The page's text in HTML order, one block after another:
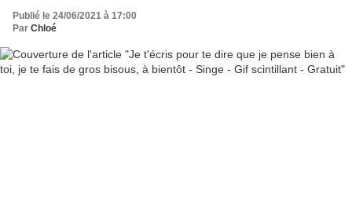
Publié le 24/06/2021 à 17:00
Par Chloé